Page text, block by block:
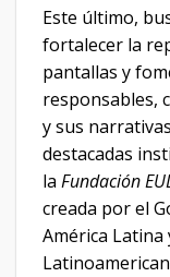
Este último,
fortalecer la
pantallas y
responsables,
y sus
destacadas
la Fundación
creada por el
América Latina